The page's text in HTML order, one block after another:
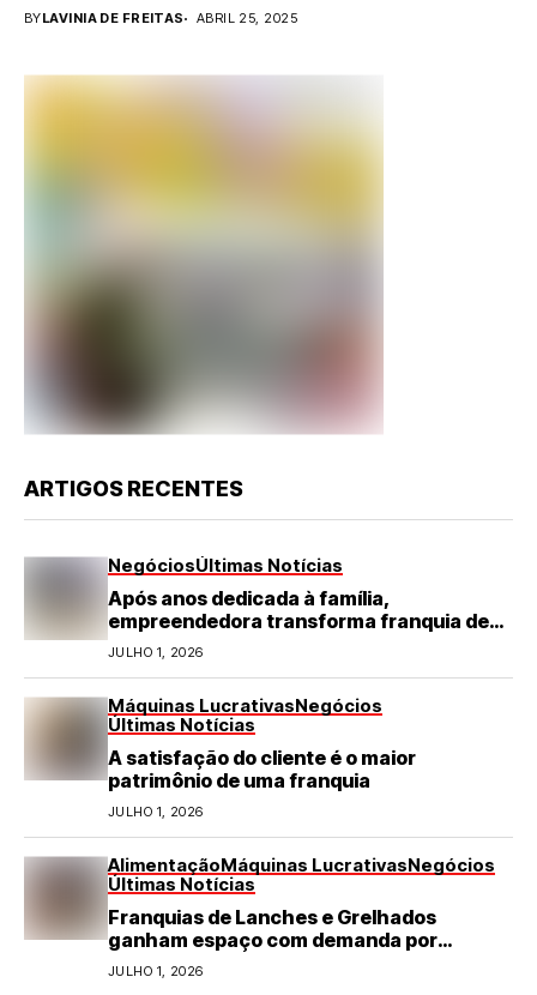
BYLAVINIA DE FREITAS ABRIL 25, 2025
ARTIGOS RECENTES
NegóciosÚltimas Notícias
Após anos dedicada à família,
empreendedora transforma franquia de
turismo em negócio de destaque no RN
JULHO 1, 2026
Máquinas LucrativasNegócios
Últimas Notícias
A satisfação do cliente é o maior
patrimônio de uma franquia
JULHO 1, 2026
AlimentaçãoMáquinas LucrativasNegócios
Últimas Notícias
Franquias de Lanches e Grelhados
ganham espaço com demanda por
refeições rápidas e de qualidade
JULHO 1, 2026